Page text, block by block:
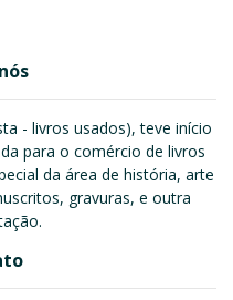
- livros usados), teve início
para o comércio de livros
da área de história, arte
gravuras, e outra